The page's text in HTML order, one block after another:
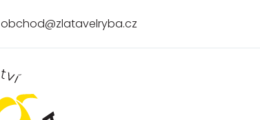
obchod@zlatavelryba.cz